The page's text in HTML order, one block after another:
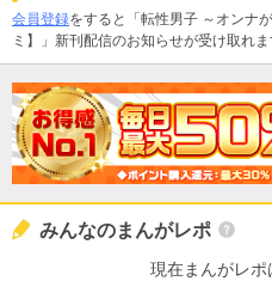
会員登録をすると「転性男子 ～オンナ
ミ】」新刊配信のお知らせが受け取れま
みんなのまんがレポ
現在まんがレポ